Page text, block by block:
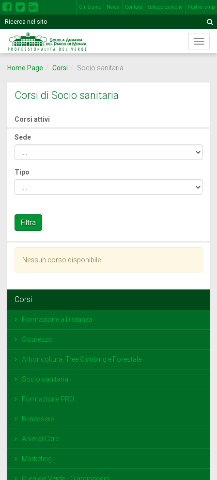
Chi Siamo News Contatti Schede tecniche Partnership
Motore
di
ricerca
Inserisci
una
più
nel
Menù
di
Home Page Corsi Socio sanitaria
Corsi di Socio sanitaria
Corsi attivi
Sede
Tipo
Nessun corso disponibile.
Corsi
Formazione a Distanza
Sicurezza
Arboricoltura, Tree Climbing e Forestale
Socio sanitaria
Formazione PRO
Benessere
Animal Care
Marketing